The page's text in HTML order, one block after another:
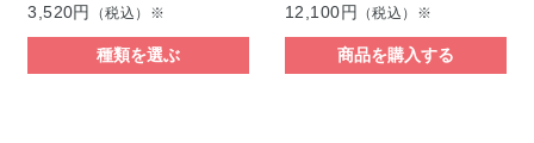
3,520円
（税込）※
種類を選ぶ
12,100円 （税込）※
商品を購入する